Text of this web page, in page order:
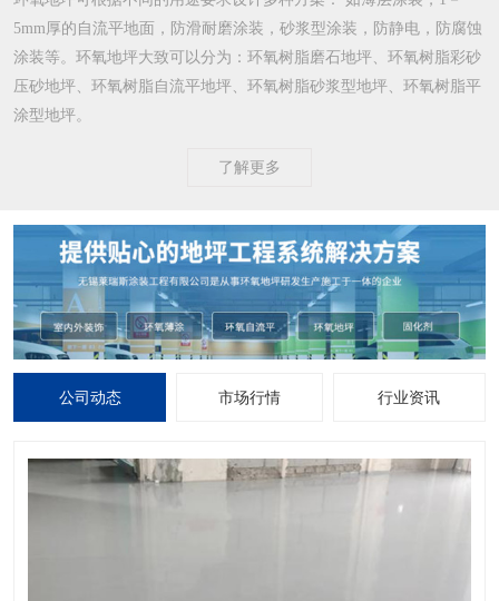
5mm厚的自流平地面，防滑耐磨涂装，砂浆型涂装，防静电，防腐蚀
涂装等。环氧地坪大致可以分为：环氧树脂磨石地坪、环氧树脂彩砂
压砂地坪、环氧树脂自流平地坪、环氧树脂砂浆型地坪、环氧树脂平
涂型地坪。
了解更多
公司动态 市场行情 行业资讯